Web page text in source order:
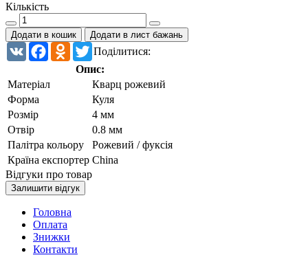
Кількість
Додати в кошик Додати в лист бажань
Поділитися:
VK FacebookOdnoklassniki
Twitter
Опис:
Матеріал
Кварц рожевий
Форма
Куля
Розмір
4 мм
Отвір
0.8 мм
Палітра кольору
Рожевий / фуксія
Країна експортер China
Відгуки про товар
Залишити відгук
Головна
Оплата
Знижки
Контакти